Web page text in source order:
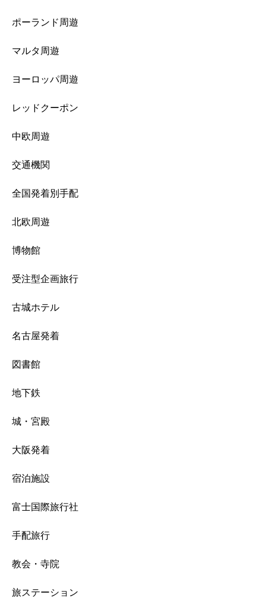
ポーランド周遊
マルタ周遊
ヨーロッパ周遊
レッドクーポン
中欧周遊
交通機関
全国発着別手配
北欧周遊
博物館
受注型企画旅行
古城ホテル
名古屋発着
図書館
地下鉄
城・宮殿
大阪発着
宿泊施設
富士国際旅行社
手配旅行
教会・寺院
旅ステーション